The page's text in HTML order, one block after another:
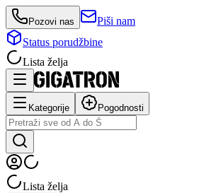
Pozovi nas
Piši nam
Status porudžbine
Lista želja
Kategorije Pogodnosti
Lista želja